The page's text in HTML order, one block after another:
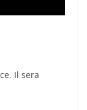
Il sera